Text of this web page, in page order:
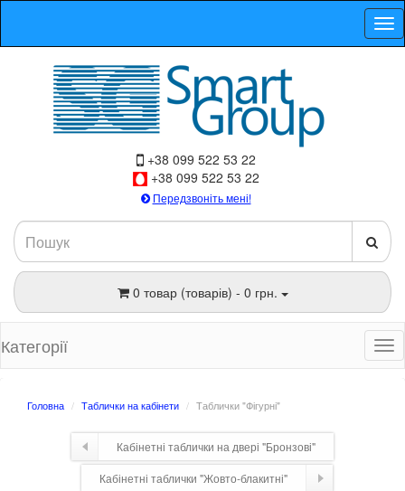
+38 099 522 53 22
+38 099 522 53 22
Передзвоніть мені!
0 товар (товарів) - 0 грн.
Категорії
Головна Таблички на кабінети Таблички "Фігурні"
Кабінетні таблички на двері "Бронзові"
Кабінетні таблички "Жовто-блакитні"